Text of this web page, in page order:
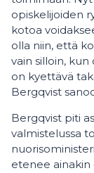
opiskelijoiden
kotoa
olla niin, että
vain silloin,
on kyettävä
Bergqvist
Bergqvist piti
valmistelussa
etenee ainakin